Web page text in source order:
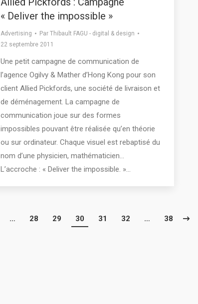
« Deliver the impossible »
Advertising Par Thibault FAGU - digital & design
22 septembre 2011
Une petit campagne de communication de
l’agence Ogilvy & Mather d’Hong Kong pour son
client Allied Pickfords, une société de livraison et
de déménagement. La campagne de
communication joue sur des formes
impossibles pouvant être réalisée qu’en théorie
ou sur ordinateur. Chaque visuel est rebaptisé du
nom d’une physicien, mathématicien…
L’accroche : « Deliver the impossible. »…
… 28 29 30 31 32 … 38